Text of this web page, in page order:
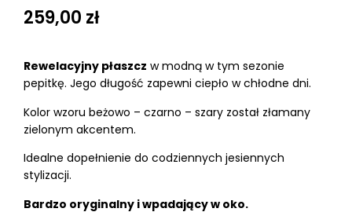
259,00 zł
Rewelacyjny płaszcz w modną w tym sezonie
pepitkę. Jego długość zapewni ciepło w chłodne dni.
Kolor wzoru beżowo – czarno – szary został złamany
zielonym akcentem.
Idealne dopełnienie do codziennych jesiennych
stylizacji.
Bardzo oryginalny i wpadający w oko.